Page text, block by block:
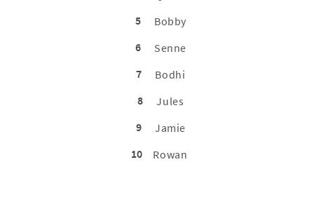
5
Bobby
6
Senne
7
Bodhi
8
Jules
9
Jamie
10
Rowan